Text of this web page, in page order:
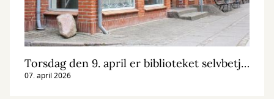
Torsdag den 9. april er biblioteket selvbetjent mellem kl. 14.00-16.00
07. april 2026